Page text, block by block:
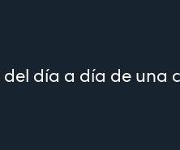
del día a día de una